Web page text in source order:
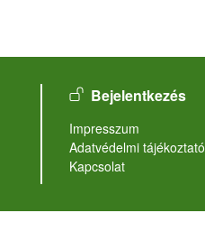
User account menu
Bejelentkezés
Lábléc
Impresszum
Adatvédelmi tájékoztató
Kapcsolat